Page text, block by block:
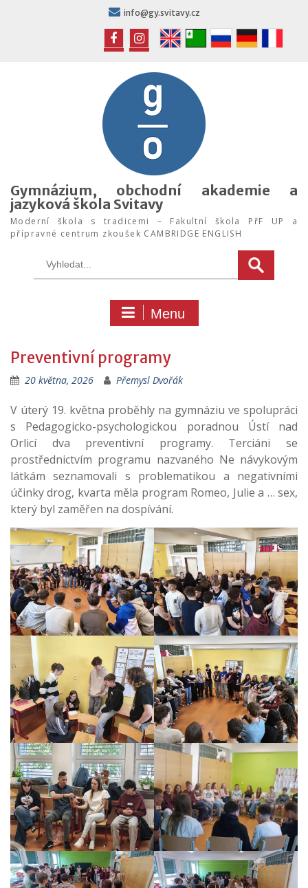
info@gy.svitavy.cz
FB IG
Gymnázium, obchodní akademie a
jazyková škola Svitavy
Moderní škola s tradicemi – Fakultní škola PřF UP a
přípravné centrum zkoušek CAMBRIDGE ENGLISH
Menu
Preventivní programy
20 května, 2026 Přemysl Dvořák
V úterý 19. května proběhly na gymnáziu ve spolupráci
s Pedagogicko-psychologickou poradnou Ústí nad
Orlicí dva preventivní programy. Terciáni se
prostřednictvím programu nazvaného Ne návykovým
látkám seznamovali s problematikou a negativními
účinky drog, kvarta měla program Romeo, Julie a … sex,
který byl zaměřen na dospívání.